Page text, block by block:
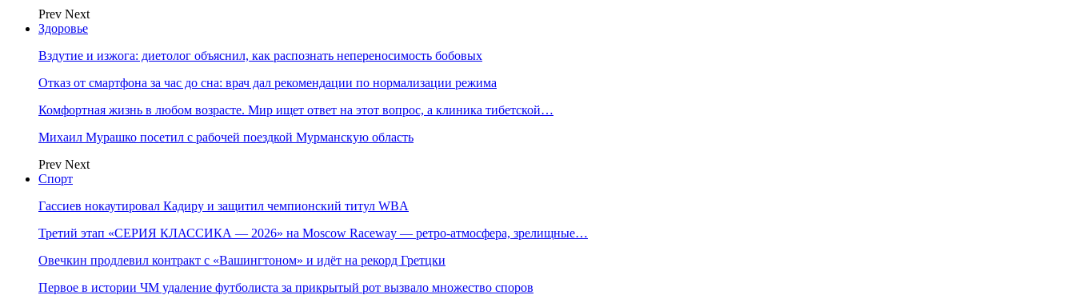
Prev Next
Здоровье
Вздутие и изжога: диетолог объяснил, как распознать непереносимость бобовых
Отказ от смартфона за час до сна: врач дал рекомендации по нормализации режима
Комфортная жизнь в любом возрасте. Мир ищет ответ на этот вопрос, а клиника тибетской…
Михаил Мурашко посетил с рабочей поездкой Мурманскую область
Prev Next
Спорт
Гассиев нокаутировал Кадиру и защитил чемпионский титул WBA
Третий этап «СЕРИЯ КЛАССИКА — 2026» на Moscow Raceway — ретро‑атмосфера, зрелищные…
Овечкин продлевил контракт с «Вашингтоном» и идёт на рекорд Гретцки
Первое в истории ЧМ удаление футболиста за прикрытый рот вызвало множество споров